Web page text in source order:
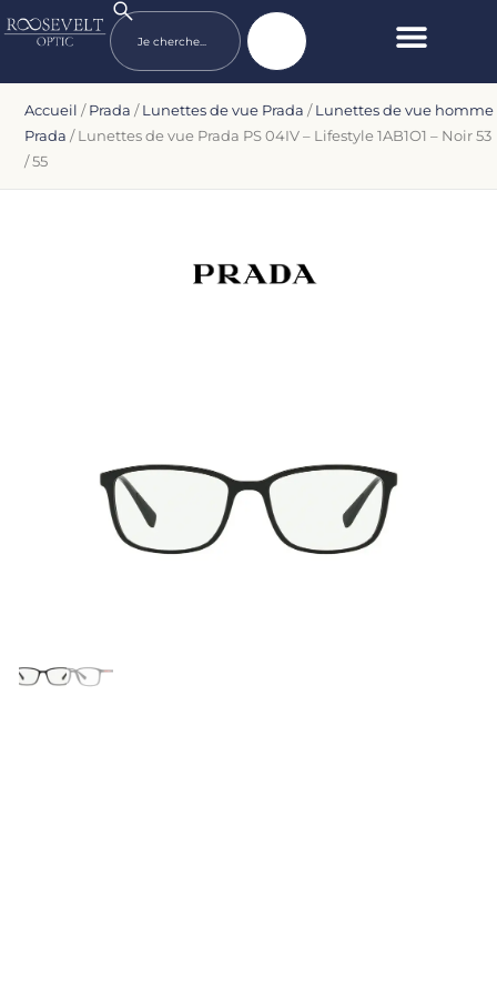
Accueil /Prada /Lunettes de vue Prada /Lunettes de vue homme
Prada / Lunettes de vue Prada PS 04IV – Lifestyle 1AB1O1 – Noir 53
/ 55